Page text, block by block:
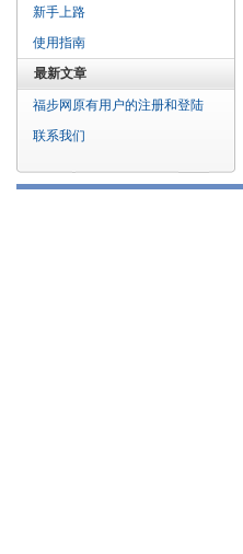
新手上路
使用指南
最新文章
福步网原有用户的注册和登陆
联系我们